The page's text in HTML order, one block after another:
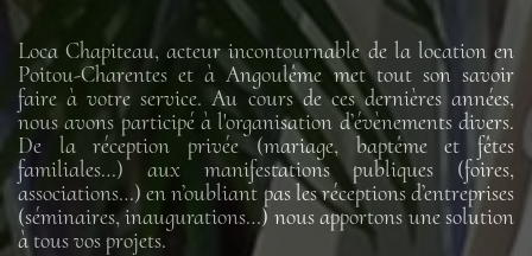
Loca Chapiteau, acteur incontournable de la location en
Poitou-Charentes et à Angoulême met tout son savoir
faire à votre service. Au cours de ces dernières années,
nous avons participé à l'organisation d’évènements divers.
De la réception privée (mariage, baptême et fêtes
familiales…) aux manifestations publiques (foires,
associations…) en n’oubliant pas les réceptions d’entreprises
(séminaires, inaugurations…) nous apportons une solution
à tous vos projets.